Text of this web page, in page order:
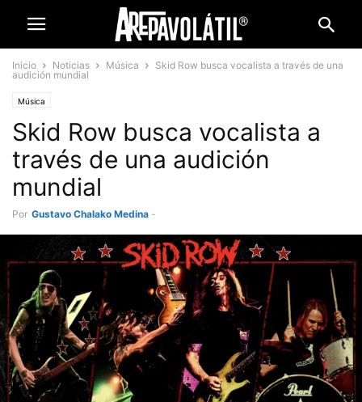
Inicio Noticias Música
Skid Row busca vocalista a través de una
audición mundial
Música
Skid Row busca vocalista a
través de una audición
mundial
Por Gustavo Chalako Medina -